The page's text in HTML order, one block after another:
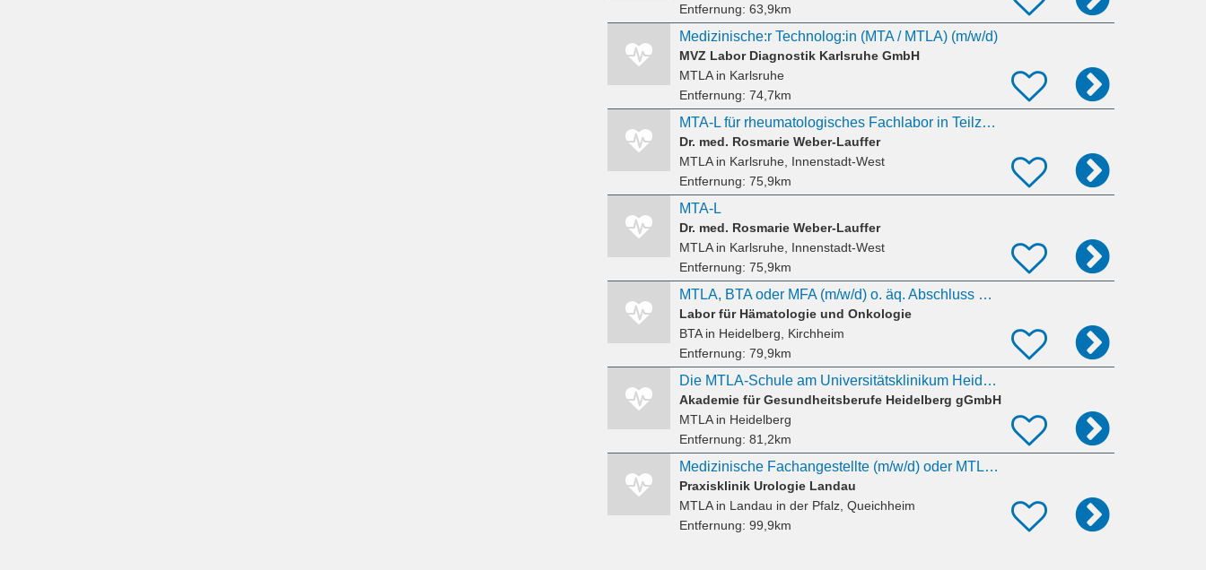
Entfernung: 63,9km
Medizinische:r Technolog:in (MTA / MTLA) (m/w/d)
MVZ Labor Diagnostik Karlsruhe GmbH
MTLAin Karlsruhe
Entfernung: 74,7km
MTA-L für rheumatologisches Fachlabor in Teilzeit ca. 10-15 Std. / Woche
Dr. med. Rosmarie Weber-Lauffer
MTLAin Karlsruhe, Innenstadt-West
Entfernung: 75,9km
MTA-L
Dr. med. Rosmarie Weber-Lauffer
MTLAin Karlsruhe, Innenstadt-West
Entfernung: 75,9km
MTLA, BTA oder MFA (m/w/d) o. äq. Abschluss mit Interesse an der hämatol. Spezialdiagnostik
Labor für Hämatologie und Onkologie
BTAin Heidelberg, Kirchheim
Entfernung: 79,9km
Die MTLA-Schule am Universitätsklinikum Heidelberg
Akademie für Gesundheitsberufe Heidelberg gGmbH
MTLAin Heidelberg
Entfernung: 81,2km
Medizinische Fachangestellte (m/w/d) oder MTLA (m/w/d)
Praxisklinik Urologie Landau
MTLAin Landau in der Pfalz, Queichheim
Entfernung: 99,9km